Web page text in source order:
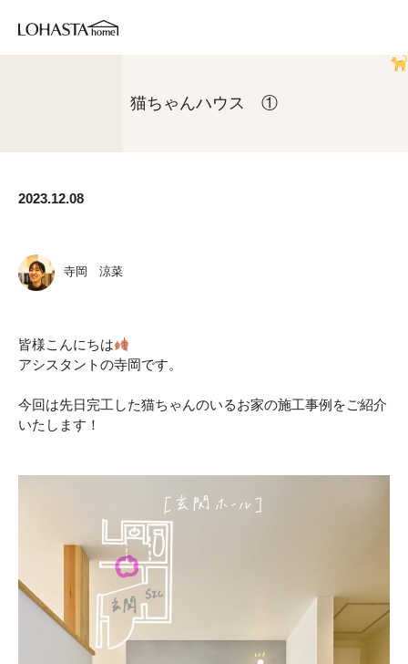
猫ちゃんハウス ①
2023.12.08
寺岡 涼菜
皆様こんにちは
アシスタントの寺岡です。
今回は先日完工した猫ちゃんのいるお家の施工事例をご紹介
いたします！